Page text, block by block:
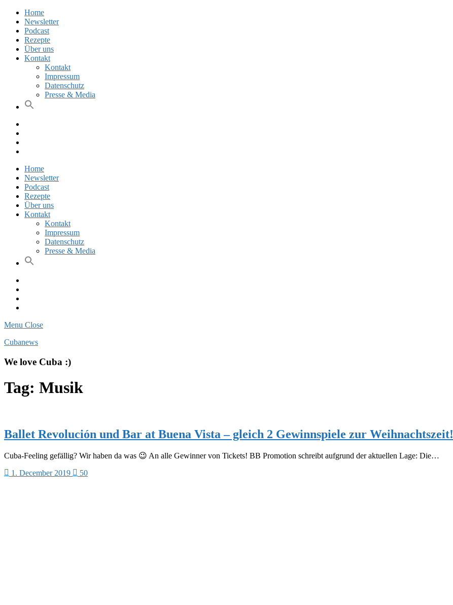
Home
Newsletter
Podcast
Rezepte
Über uns
Kontakt
Kontakt
Impressum
Datenschutz
Presse & Media
Home
Newsletter
Podcast
Rezepte
Über uns
Kontakt
Kontakt
Impressum
Datenschutz
Presse & Media
Menu Close
Cubanews
We love Cuba :)
Tag: Musik
Ballet Revolución und Bar at Buena Vista – gleich 2 Gewinnspiele zur Weihnachtszeit!
Cuba-Feeling gefällig? Wir haben da was 😉 An alle Gewinner von Tickets! BB Promotion schreibt aufgrund der aktuellen Lage: Die…
1. December 2019
50